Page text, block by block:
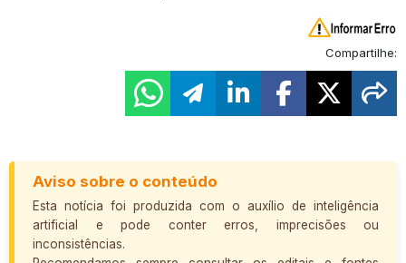
Compartilhe:
Aviso sobre o conteúdo
Esta notícia foi produzida com o auxílio de inteligência
artificial e pode conter erros, imprecisões ou
inconsistências.